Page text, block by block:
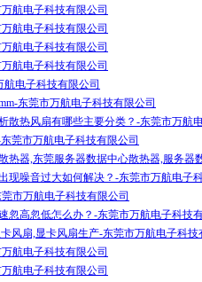
航电子科技有限公司
航电子科技有限公司
航电子科技有限公司
航电子科技有限公司
航电子科技有限公司
东莞市万航电子科技有限公司
散热风扇有哪些主要分类？-东莞市万航
莞市万航电子科技有限公司
热器,东莞服务器数据中心散热器,服务
现噪音过大如何解决？-东莞市万航电子
市万航电子科技有限公司
忽高忽低怎么办？-东莞市万航电子科技
风扇,显卡风扇生产-东莞市万航电子科技
航电子科技有限公司
航电子科技有限公司